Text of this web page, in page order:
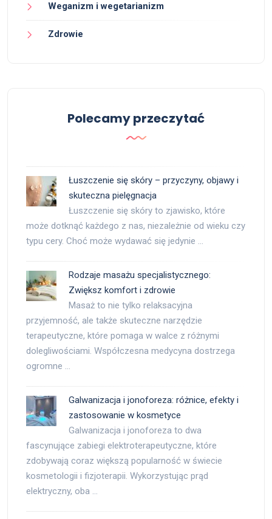
Weganizm i wegetarianizm
Zdrowie
Polecamy przeczytać
Łuszczenie się skóry – przyczyny, objawy i
skuteczna pielęgnacja
Łuszczenie się skóry to zjawisko, które
może dotknąć każdego z nas, niezależnie od wieku czy
typu cery. Choć może wydawać się jedynie …
Rodzaje masażu specjalistycznego:
Zwiększ komfort i zdrowie
Masaż to nie tylko relaksacyjna
przyjemność, ale także skuteczne narzędzie
terapeutyczne, które pomaga w walce z różnymi
dolegliwościami. Współczesna medycyna dostrzega
ogromne …
Galwanizacja i jonoforeza: różnice, efekty i
zastosowanie w kosmetyce
Galwanizacja i jonoforeza to dwa
fascynujące zabiegi elektroterapeutyczne, które
zdobywają coraz większą popularność w świecie
kosmetologii i fizjoterapii. Wykorzystując prąd
elektryczny, oba …